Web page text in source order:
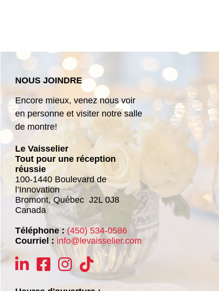
NOUS JOINDRE
Encore mieux, venez nous voir
en personne et visiter notre salle
de montre!
Le Vaisselier
Tout pour une réception
réussie
100-1440 Boulevard de
l’Innovation
Bromont,Québec J2L 0J8
Canada
Téléphone : (450) 534-0586
Courriel : info@levaisselier.com